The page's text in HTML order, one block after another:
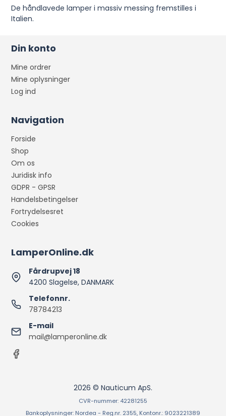
De håndlavede lamper i massiv messing fremstilles i
Italien.
Din konto
Mine ordrer
Mine oplysninger
Log ind
Navigation
Forside
Shop
Om os
Juridisk info
GDPR - GPSR
Handelsbetingelser
Fortrydelsesret
Cookies
LamperOnline.dk
Fårdrupvej 18
4200 Slagelse, DANMARK
Telefonnr.
78784213
E-mail
mail@lamperonline.dk
2026 © Nauticum ApS.
CVR-nummer: 42281255
Bankoplysninger: Nordea - Reg.nr. 2355, Kontonr.: 9023221389